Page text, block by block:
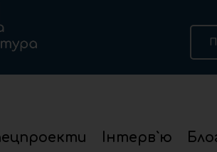
Інтерв`ю
Прокуратура проситиме для